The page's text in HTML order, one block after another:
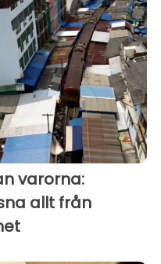
varorna:
allt från